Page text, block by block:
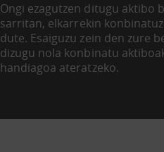
Ongi ezagutzen ditugu aktibo
sarritan, elkarrekin
dute. Esaiguzu zein den zure
dizugu nola konbinatu
handiagoa ateratzeko.